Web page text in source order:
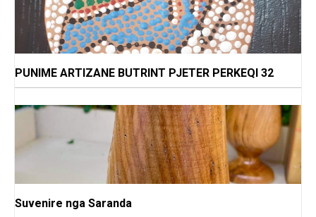
PUNIME ARTIZANE BUTRINT PJETER PERKEQI 32
Suvenire nga Saranda